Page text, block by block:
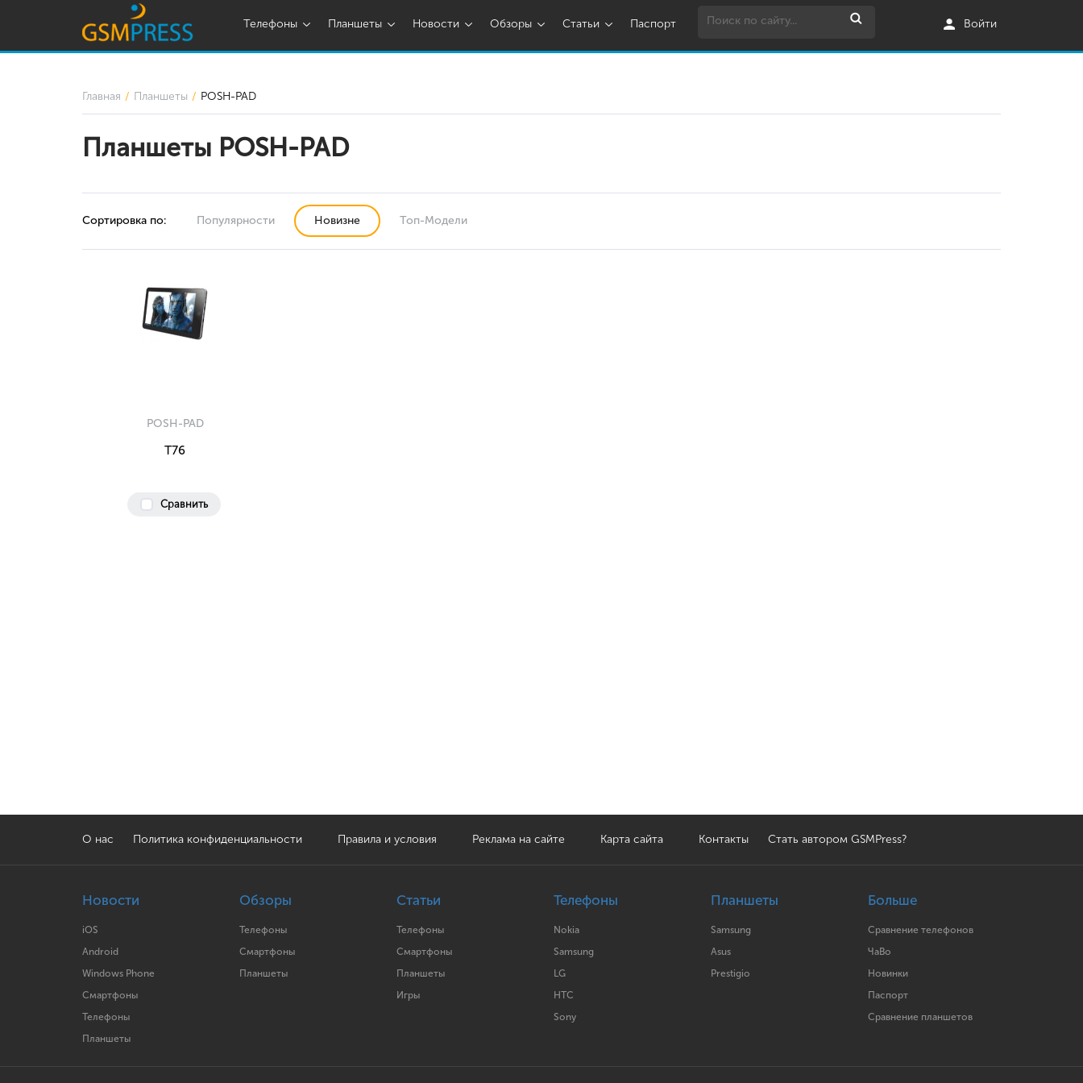
Телефоны Планшеты Новости Обзоры Статьи Паспорт Войти
Главная Планшеты POSH-PAD
Планшеты POSH-PAD
Сортировка по: Популярности Новизне Топ-Модели
POSH-PAD
T76
Сравнить
О нас Политика конфиденциальности Правила и условия Реклама на сайте Карта сайта Контакты Стать автором GSMPress?
Новости
iOS
Android
Windows Phone
Смартфоны
Телефоны
Планшеты
Обзоры
Телефоны
Смартфоны
Планшеты
Статьи
Телефоны
Смартфоны
Планшеты
Игры
Телефоны
Nokia
Samsung
LG
HTC
Sony
Планшеты
Samsung
Asus
Prestigio
Больше
Сравнение телефонов
ЧаВо
Новинки
Паспорт
Сравнение планшетов